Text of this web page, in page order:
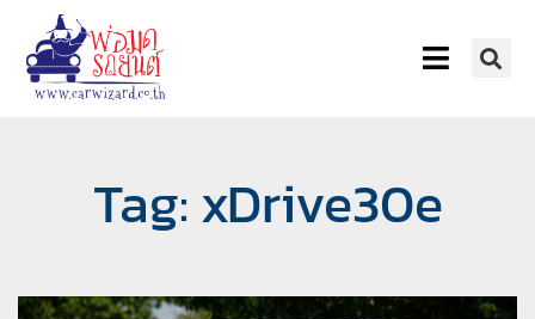
Tag: xDrive30e